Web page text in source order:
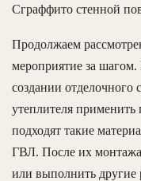
Сграффито стенной
Продолжаем
мероприятие за шагом.
создании отделочного
утеплителя
подходят такие
ГВЛ. После их монтажа
или выполнить